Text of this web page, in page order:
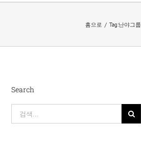
홈으로 / Tag:난야그룹
Search
색: